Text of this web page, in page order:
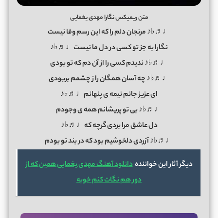
متن ریمیکس نگارا مهدی یغمایی
♩♬♭♪ مرنجان دلم را که این رسم وفا نیست
نگارا به جز تو کسی در دل ما نیست♩♬♭♪
♩♬♭♪ ندیدم کسی را از آن دم که تو بودی
♩♬♭♪ چه آسان همگان را ز چشمم بربودی
ای عزیز جانم نیمه ی پنهانم♩♬♭♪
♩♬♭♪ بی تو پریشانم همه ی وجودم
دل عاشق مرا بردی گرچه که♩♬♭♪
♩♬♭♪ آزردی دلخوشیم بود که در بند تو بودم
دیگر آثار این خوانندهدانلود آهنگ مهدی یغمایی همین که از
دور هم نگات کنم خوبه